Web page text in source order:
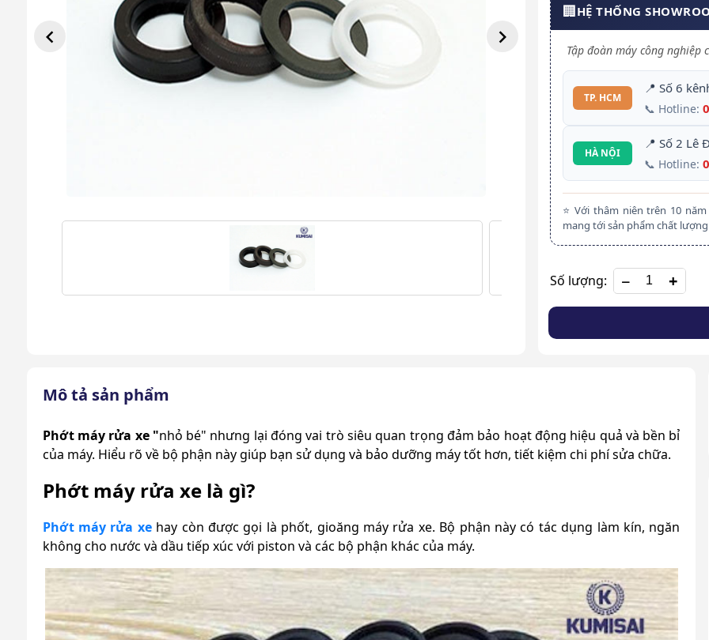
🏢HỆ THỐNG
Tập đoàn máy công
TP. HCM
📍 Số 6
📞 Hotline:
HÀ NỘI
📍 Số 2 Lê
📞 Hotline:
⭐ Với thâm niên trên 10
mang tới sản phẩm chất
Số lượng: +
Mô tả sản phẩm
Phớt máy rửa xe "nhỏ bé" nhưng lại đóng vai trò siêu quan trọng đảm bảo hoạt động hiệu quả và bền bỉ
của máy. Hiểu rõ về bộ phận này giúp bạn sử dụng và bảo dưỡng máy tốt hơn, tiết kiệm chi phí sửa chữa.
Phớt máy rửa xe là gì?
Phớt máy rửa xehay còn được gọi là phốt, gioăng máy rửa xe. Bộ phận này có tác dụng làm kín, ngăn
không cho nước và dầu tiếp xúc với piston và các bộ phận khác của máy.